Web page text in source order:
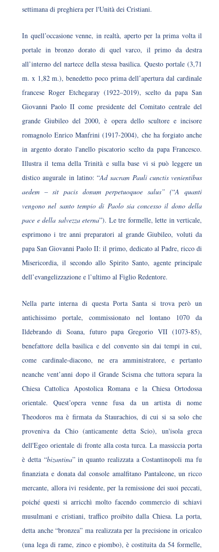
settimana di preghiera per l'Unità dei Cristiani.
In quell’occasione venne, in realtà, aperto per la prima volta il
portale in bronzo dorato di quel varco, il primo da destra
all’interno del nartece della stessa basilica. Questo portale (3,71
m. x 1,82 m.), benedetto poco prima dell’apertura dal cardinale
francese Roger Etchegaray (1922–2019), scelto da papa San
Giovanni Paolo II come presidente del Comitato centrale del
grande Giubileo del 2000, è opera dello scultore e incisore
romagnolo Enrico Manfrini (1917-2004), che ha forgiato anche
in argento dorato l'anello piscatorio scelto da papa Francesco.
Illustra il tema della Trinità e sulla base vi si può leggere un
distico augurale in latino: “Ad sacram Pauli cunctis venientibus
aedem – sit pacis donum perpetuoquoe salus” (“A quanti
vengono nel santo tempio di Paolo sia concesso il dono della
pace e della salvezza eterna”). Le tre formelle, lette in verticale,
esprimono i tre anni preparatori al grande Giubileo, voluti da
papa San Giovanni Paolo II: il primo, dedicato al Padre, ricco di
Misericordia, il secondo allo Spirito Santo, agente principale
dell’evangelizzazione e l’ultimo al Figlio Redentore.
Nella parte interna di questa Porta Santa si trova però un
antichissimo portale, commissionato nel lontano 1070 da
Ildebrando di Soana, futuro papa Gregorio VII (1073-85),
benefattore della basilica e del convento sin dai tempi in cui,
come cardinale-diacono, ne era amministratore, e pertanto
neanche vent’anni dopo il Grande Scisma che tuttora separa la
Chiesa Cattolica Apostolica Romana e la Chiesa Ortodossa
orientale. Quest’opera venne fusa da un artista di nome
Theodoros ma è firmata da Staurachios, di cui si sa solo che
proveniva da Chio (anticamente detta Scio), un'isola greca
dell'Egeo orientale di fronte alla costa turca. La massiccia porta
è detta “bizantina” in quanto realizzata a Costantinopoli ma fu
finanziata e donata dal console amalfitano Pantaleone, un ricco
mercante, allora ivi residente, per la remissione dei suoi peccati,
poiché questi si arricchì molto facendo commercio di schiavi
musulmani e cristiani, traffico proibito dalla Chiesa. La porta,
detta anche “bronzea” ma realizzata per la precisione in oricalco
(una lega di rame, zinco e piombo), è costituita da 54 formelle,